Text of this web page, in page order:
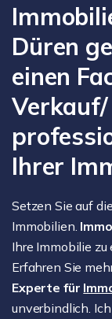
Düren
einen
Ihrer
Setzen Sie auf
Immobilien.
Ihre Immobilie zu
Erfahren Sie
Experte für
unverbindlich.